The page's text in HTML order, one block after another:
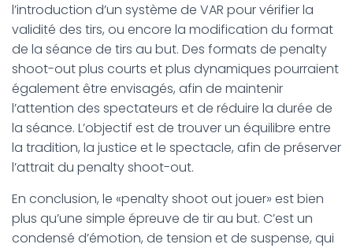
l’introduction d’un système de VAR pour vérifier la
validité des tirs, ou encore la modification du format
de la séance de tirs au but. Des formats de penalty
shoot-out plus courts et plus dynamiques pourraient
également être envisagés, afin de maintenir
l’attention des spectateurs et de réduire la durée de
la séance. L’objectif est de trouver un équilibre entre
la tradition, la justice et le spectacle, afin de préserver
l’attrait du penalty shoot-out.
En conclusion, le «penalty shoot out jouer» est bien
plus qu’une simple épreuve de tir au but. C’est un
condensé d’émotion, de tension et de suspense, qui